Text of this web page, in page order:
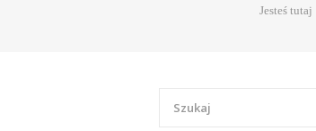
Jesteś tutaj